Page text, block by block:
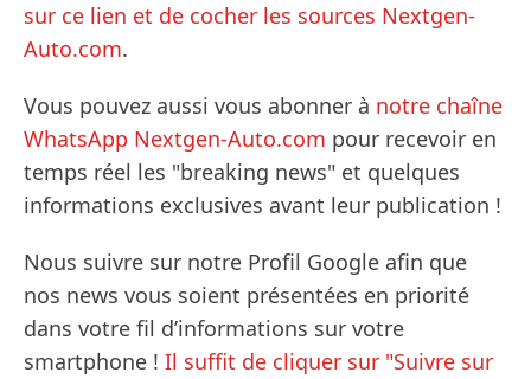
sur ce lien et de cocher les sources Nextgen-
Auto.com.
Vous pouvez aussi vous abonner à notre chaîne
WhatsApp Nextgen-Auto.com pour recevoir en
temps réel les "breaking news" et quelques
informations exclusives avant leur publication !
Nous suivre sur notre Profil Google afin que
nos news vous soient présentées en priorité
dans votre fil d’informations sur votre
smartphone ! Il suffit de cliquer sur "Suivre sur